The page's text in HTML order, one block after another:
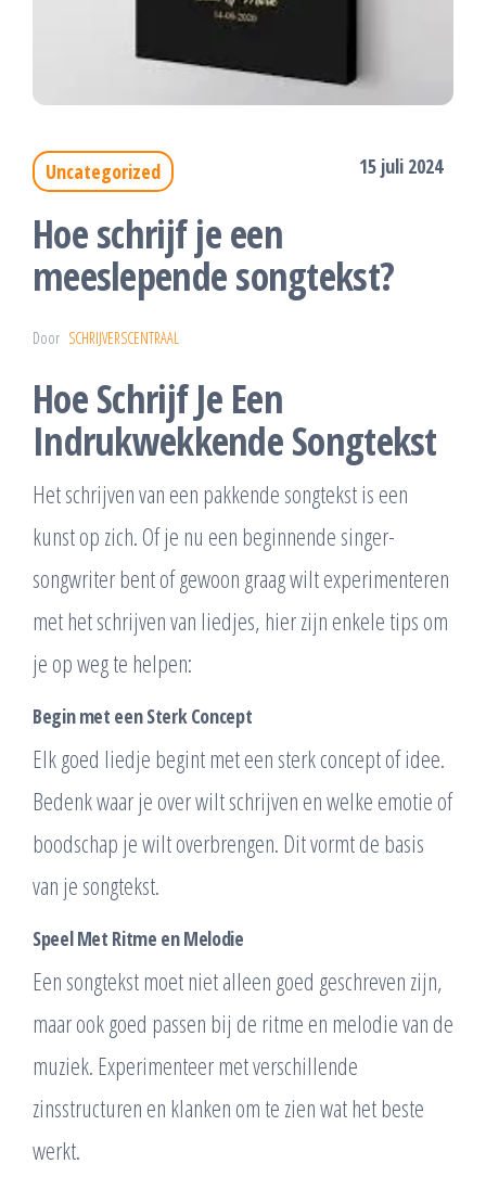
Uncategorized 15 juli 2024
Hoe schrijf je een
meeslepende songtekst?
Door SCHRIJVERSCENTRAAL
Hoe Schrijf Je Een
Indrukwekkende Songtekst
Het schrijven van een pakkende songtekst is een
kunst op zich. Of je nu een beginnende singer-
songwriter bent of gewoon graag wilt experimenteren
met het schrijven van liedjes, hier zijn enkele tips om
je op weg te helpen:
Begin met een Sterk Concept
Elk goed liedje begint met een sterk concept of idee.
Bedenk waar je over wilt schrijven en welke emotie of
boodschap je wilt overbrengen. Dit vormt de basis
van je songtekst.
Speel Met Ritme en Melodie
Een songtekst moet niet alleen goed geschreven zijn,
maar ook goed passen bij de ritme en melodie van de
muziek. Experimenteer met verschillende
zinsstructuren en klanken om te zien wat het beste
werkt.